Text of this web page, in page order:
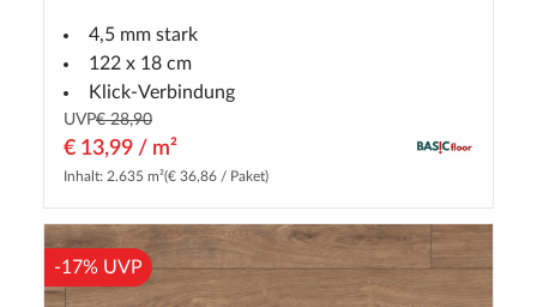
4,5 mm stark
122 x 18 cm
Klick-Verbindung
UVP€ 28,90
€ 13,99 / m²
Inhalt: 2.635 m²(€ 36,86 / Paket)
-17% UVP